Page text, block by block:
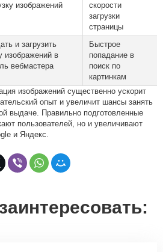
изображений
скорости
загрузки
страницы
и загрузить
изображений в
вебмастера
Быстрое
попадание в
поиск по
картинкам
изображений существенно ускорит
опыт и увеличит шансы занять
выдаче. Правильно подготовленные
пользователей, но и увеличивают
и Яндекс.